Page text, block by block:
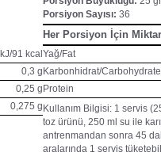
Porsiyon Sayısı: 36
Her Porsiyon İçin Miktar
91 kcal Yağ/Fat
0,3 g Karbonhidrat/Carbohydrate
0,25 g Protein
0,275 g Kullanım Bilgisi: 1 servis
toz ürünü, 250 ml su ile
antrenmandan sonra 45
aralarında 1 servis